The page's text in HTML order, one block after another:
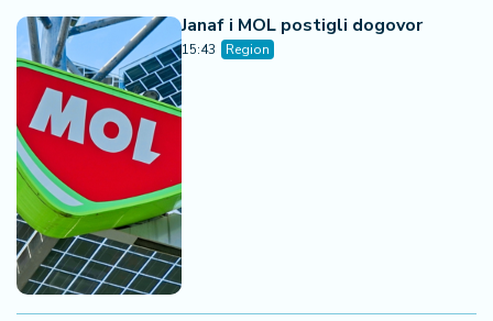
Janaf i MOL postigli dogovor
15:43 Region